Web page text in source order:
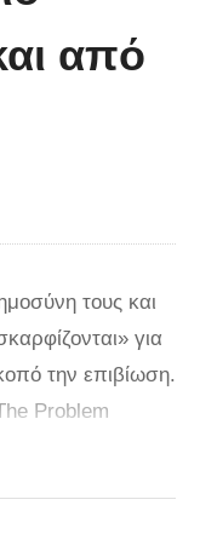
από
τους και
για
την επιβίωση.
Problem
την ονομασία,